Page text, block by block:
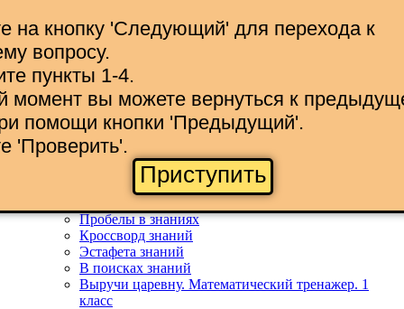
Астрономия
Физкультура
Кубановедение
Спортивный туризм
Задания
Тест знаний
Фасетный тест
Поле знаний
Матрица знаний
Формула знаний
Словарь знаний
Пробелы в знаниях
Кроссворд знаний
Эстафета знаний
В поисках знаний
Выручи царевну. Математический тренажер. 1
класс
на кнопку 'Следующий' для перехода к
вопросу.
пункты 1-4.
момент вы можете вернуться к
помощи кнопки 'Предыдущий'.
'Проверить'.
Приступить